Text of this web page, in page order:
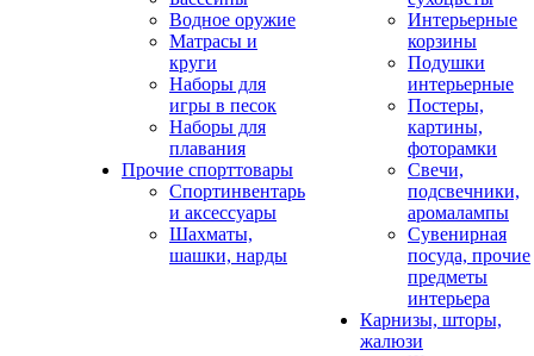
Водное оружие
Матрасы и
круги
Наборы для
игры в песок
Наборы для
плавания
Прочие спорттовары
Спортинвентарь
и аксессуары
Шахматы,
шашки, нарды
Интерьерные
корзины
Подушки
интерьерные
Постеры,
картины,
фоторамки
Свечи,
подсвечники,
аромалампы
Сувенирная
посуда, прочие
предметы
интерьера
Карнизы, шторы,
жалюзи